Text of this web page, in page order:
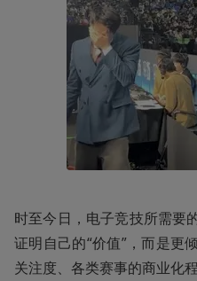
时至今日，电子竞技所需要
证明自己的“价值”，而是更
关注度、各类赛事的商业化